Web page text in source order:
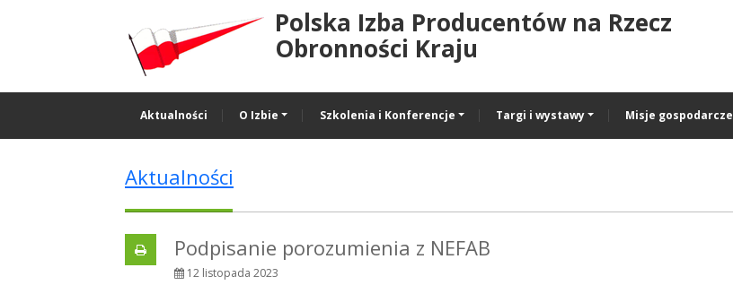
Polska Izba Producentów na Rzecz
Obronności Kraju
Aktualności O Izbie Szkolenia i Konferencje Targi i wystawy Misje gospodarcze
Aktualności
Podpisanie porozumienia z NEFAB
12 listopada 2023